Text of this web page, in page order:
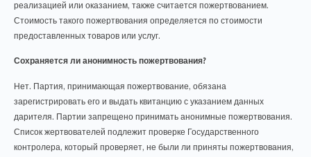
реализацией или оказанием, также считается пожертвованием.
Стоимость такого пожертвования определяется по стоимости
предоставленных товаров или услуг.
Сохраняется ли анонимность пожертвования?
Нет. Партия, принимающая пожертвование, обязана
зарегистрировать его и выдать квитанцию с указанием данных
дарителя. Партии запрещено принимать анонимные пожертвования.
Список жертвователей подлежит проверке Государственного
контролера, который проверяет, не были ли приняты пожертвования,